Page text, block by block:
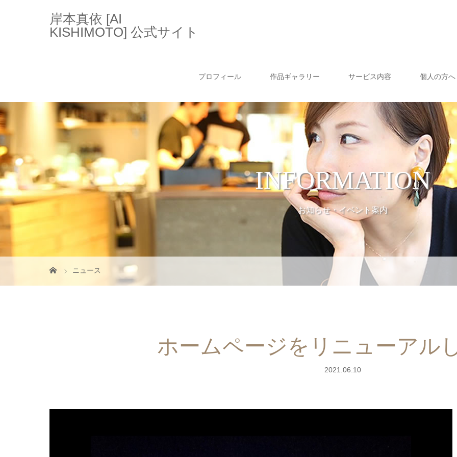
岸本真依 [AI
KISHIMOTO] 公式サイト
プロフィール 作品ギャラリー サービス内容 個人の方へ
INFORMATION
お知らせ・イベント案内
ニュース
ホームページをリニューアル
2021.06.10